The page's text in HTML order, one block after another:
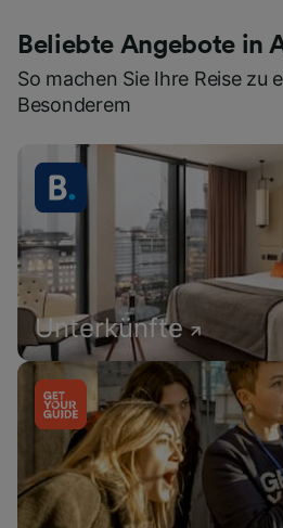
Beliebte Angebote in
So machen Sie Ihre Reise zu
Besonderem
Unterkünfte